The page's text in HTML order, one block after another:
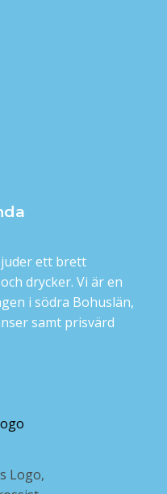
ett brett
drycker. Vi är en
i södra Bohuslän,
samt prisvärd